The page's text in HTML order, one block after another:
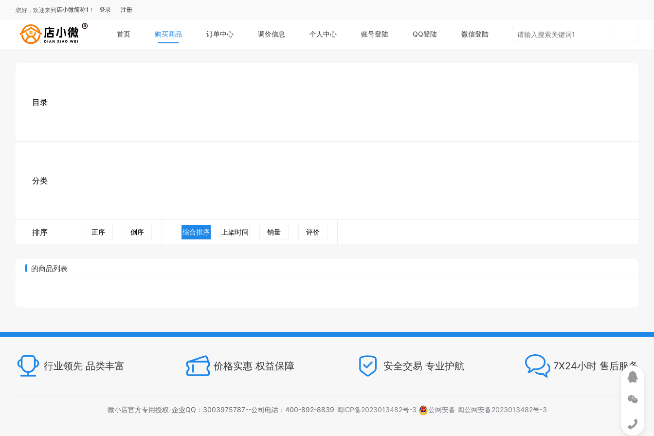
您好，欢迎来到店小微简称1 ！ 登录 注册
首页 购买商品 订单中心 调价信息 个人中心 账号登陆 QQ登陆 微信登陆
目录
分类
排序 正序 倒序 综合排序 上架时间 销量 评价
的商品列表
行业领先 品类丰富 价格实惠 权益保障 安全交易 专业护航 7X24小时 售后服务
微小店官方专用授权-企业QQ：3003975787--公司电话：400-892-8839 闽ICP备2023013482号-3 公网安备 闽公网安备2023013482号-3